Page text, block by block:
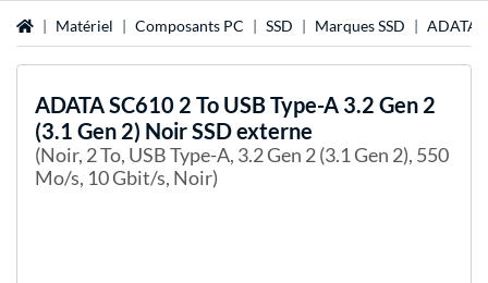
Page d'accueil
Matériel Composants PC SSD Marques SSD ADATA
ADATASC610 2 To USB Type-A 3.2 Gen 2
(3.1 Gen 2) Noir SSD externe
(Noir, 2 To, USB Type-A, 3.2 Gen 2 (3.1 Gen 2), 550
Mo/s, 10 Gbit/s, Noir)